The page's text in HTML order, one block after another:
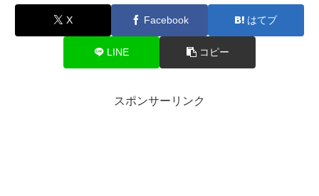
X Facebook はてブ
LINE コピー
スポンサーリンク